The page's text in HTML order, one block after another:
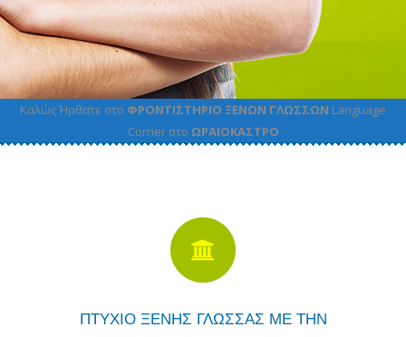
Καλώς Ήρθατε στο ΦΡΟΝΤΙΣΤΗΡΙΟ ΞΕΝΩΝ ΓΛΩΣΣΩΝ Language
Corner στο ΩΡΑΙΟΚΑΣΤΡΟ
ΠΤΥΧΙΟ ΞΕΝΗΣ ΓΛΩΣΣΑΣ ΜΕ ΤΗΝ